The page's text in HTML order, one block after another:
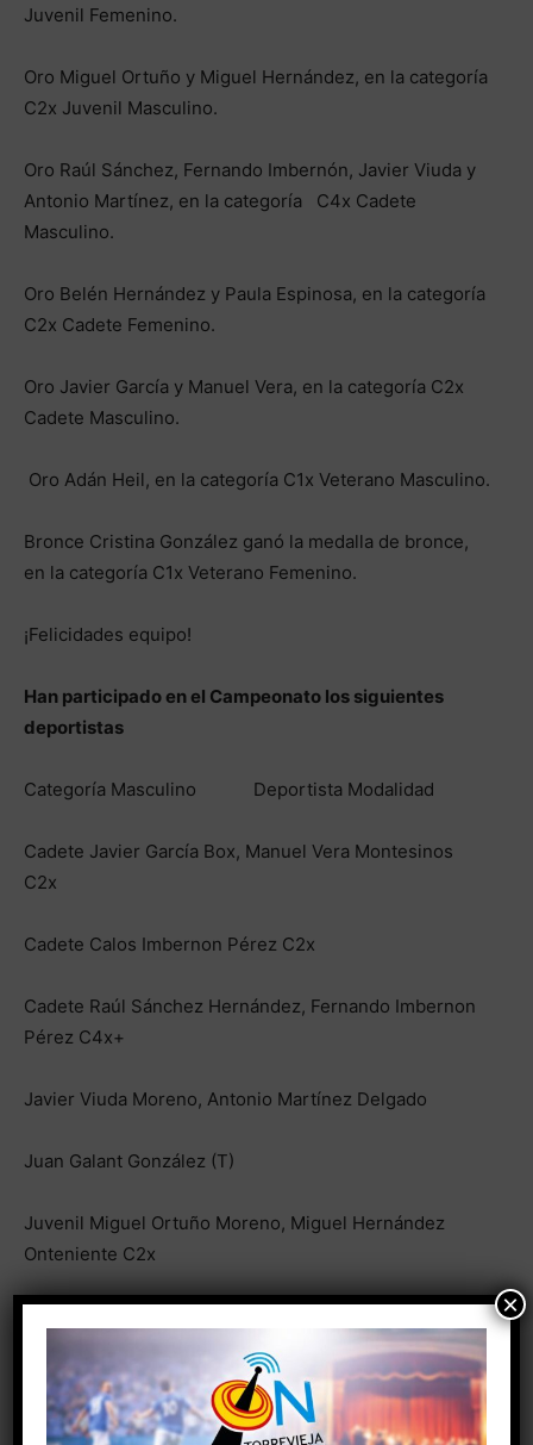
Juvenil Femenino.
Oro Miguel Ortuño y Miguel Hernández, en la categoría
C2x Juvenil Masculino.
Oro Raúl Sánchez, Fernando Imbernón, Javier Viuda y
Antonio Martínez, en la categoría C4x Cadete
Masculino.
Oro Belén Hernández y Paula Espinosa, en la categoría
C2x Cadete Femenino.
Oro Javier García y Manuel Vera, en la categoría C2x
Cadete Masculino.
Oro Adán Heil, en la categoría C1x Veterano Masculino.
Bronce Cristina González ganó la medalla de bronce,
en la categoría C1x Veterano Femenino.
¡Felicidades equipo!
Han participado en el Campeonato los siguientes
deportistas
Categoría Masculino Deportista Modalidad
Cadete Javier García Box, Manuel Vera Montesinos
C2x
Cadete Calos Imbernon Pérez C2x
Cadete Raúl Sánchez Hernández, Fernando Imbernon
Pérez C4x+
Javier Viuda Moreno, Antonio Martínez Delgado
Juan Galant González (T)
Juvenil Miguel Ortuño Moreno, Miguel Hernández
Onteniente C2x
Absoluta Juan de dios Concesa Gutiérrez, Juan Tárraga
Paredes C2x
×